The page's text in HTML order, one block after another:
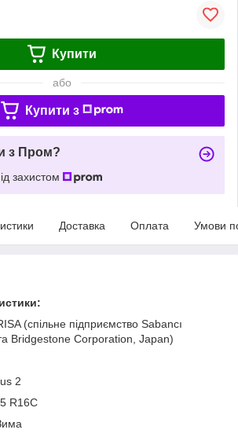
Купити
або
Купити з
з Пром?
захистом
Доставка Оплата Умови
(спільне підприємство Sabancı
Bridgestone Corporation, Japan)
2
R16C